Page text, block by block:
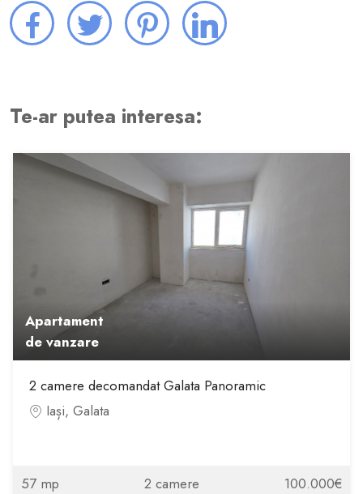
Te-ar putea interesa:
Apartament
de vanzare
2 camere decomandat Galata Panoramic
Iași, Galata
57 mp 2 camere 100.000€